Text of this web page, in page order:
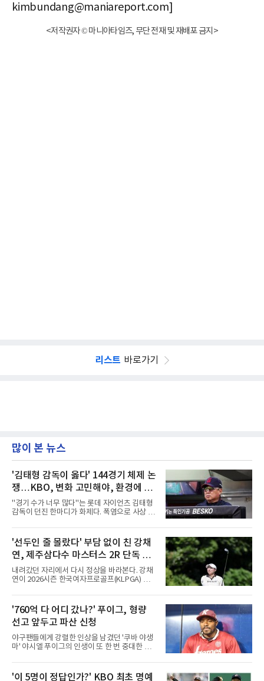
kimbundang@maniareport.com]
<저작권자 © 마니아타임즈, 무단 전재 및 재배포 금지>
리스트 바로가기
많이 본 뉴스
'김태형 감독이 옳다' 144경기 체제 논
쟁…KBO, 변화 고민해야, 환경에 맞
는 경기 수가 바람직
"경기 수가 너무 많다"는 롯데 자이언츠 김태형
감독이 던진 한마디가 화제다. 폭염으로 사상 초
독은 단순히 더위를 이야기하지 않았다. 우천,
폭염, 부상 등 변수가 늘어나는 현실에서 현재
팀당 144경기 체제가 과연 지속 가능한지 질문
을 던졌다.물론 144경기가 세계적으로 특별히
많은 숫자는 아니다. 메이저리그는 팀당 162경
기, 일본프로야구도 143~144경기를 치른다. 숫
자만 놓고 보면 KBO가 유난히 혹사 구조라고 말
비교하기 어려울 정도로 폭염이 길어지고 강해
지고 있다. 여기에 장마, 이
'선두인 줄 몰랐다' 부담 없이 친 강채
연, 제주삼다수 마스터스 2R 단독 선
두
내려갔던 자리에서 다시 정상을 바라본다. 강채
연이 2026시즌 한국여자프로골프(KLPGA) 투어
억 원, 우승상금 1억8000만 원) 2라운드에서 단
독 선두로 도약했다.강채연은 7일 제주도 서귀
포의 테디밸리 골프앤리조트(파72)에서 열린 2
라운드에서 버디 5개와 보기 1개를 묶어 4언더
파 68타를 쳤다. 중간합계 9언더파 135타로 전
날 공동 4위에서 선두로 올라섰다. 공동 2위 그
룹(8언더파 136타)과는 한 타 차다.이 대회는 그
받았으나, 지난해 상금순위 75위에 그쳐 시드순
'760억 다 어디 갔나?' 푸이그, 형량
선고 앞두고 파산 신청
야구팬들에게 강렬한 인상을 남겼던 '쿠바 야생
마' 야시엘 푸이그의 인생이 또 한 번 중대한 갈
거액을 벌었던 푸이그가 연방 사건 선고를 앞두
고 파산보호를 신청했다.푸이그는 최근 미국 플
'이 5명이 정답인가?' KBO 최초 명예